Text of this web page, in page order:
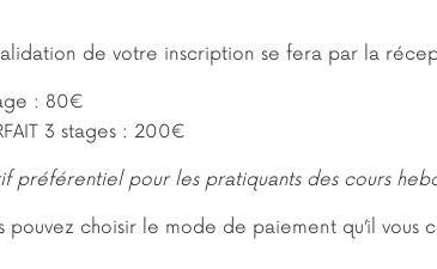
de votre inscription se fera par la
: 80€
3 stages : 200€
préférentiel pour les pratiquants des cours
pouvez choisir le mode de paiement qu’il vous